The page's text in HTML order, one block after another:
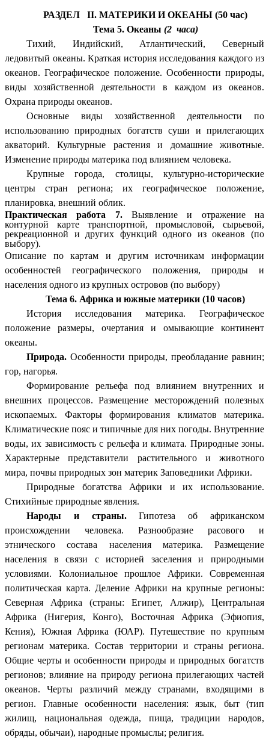
РАЗДЕЛ II. МАТЕРИКИ И ОКЕАНЫ (50 час)
Тема 5. Океаны (2 часа)
Тихий, Индийский, Атлантический, Северный
ледовитый океаны. Краткая история исследования каждого из
океанов. Географическое положение. Особенности природы,
виды хозяйственной деятельности в каждом из океанов.
Охрана природы океанов.
Основные виды хозяйственной деятельности по
использованию природных богатств суши и прилегающих
акваторий. Культурные растения и домашние животные.
Изменение природы материка под влиянием человека.
Крупные города, столицы, культурно-исторические
центры стран региона; их географическое положение,
планировка, внешний облик.
Практическая работа 7.Выявление и отражение на
контурной карте транспортной, промысловой, сырьевой,
рекреационной и других функций одного из океанов (по
выбору).
Описание по картам и другим источникам информации
особенностей географического положения, природы и
населения одного из крупных островов (по выбору)
Тема 6. Африка и южные материки (10 часов)
История исследования материка. Географическое
положение размеры, очертания и омывающие континент
океаны.
Природа. Особенности природы, преобладание равнин;
гор, нагорья.
Формирование рельефа под влиянием внутренних и
внешних процессов. Размещение месторождений полезных
ископаемых. Факторы формирования климатов материка.
Климатические пояс и типичные для них погоды. Внутренние
воды, их зависимость с рельефа и климата. Природные зоны.
Характерные представители растительного и животного
мира, почвы природных зон материк Заповедники Африки.
Природные богатства Африки и их использование.
Стихийные природные явления.
Народы и страны.Гипотеза об африканском
происхождении человека. Разнообразие расового и
этнического состава населения материка. Размещение
населения в связи с историей заселения и природными
условиями. Колониальное прошлое Африки. Современная
политическая карта. Деление Африки на крупные регионы:
Северная Африка (страны: Египет, Алжир), Центральная
Африка (Нигерия, Конго), Восточная Африка (Эфиопия,
Кения), Южная Африка (ЮАР). Путешествие по крупным
регионам материка. Состав территории и страны региона.
Общие черты и особенности природы и природных богатств
регионов; влияние на природу региона прилегающих частей
океанов. Черты различий между странами, входящими в
регион. Главные особенности населения: язык, быт (тип
жилищ, национальная одежда, пища, традиции народов,
обряды, обычаи), народные промыслы; религия.